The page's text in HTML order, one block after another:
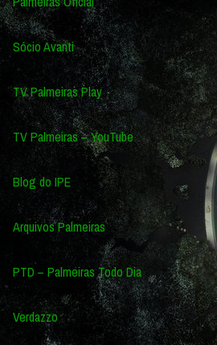
Sócio Avanti
TV Palmeiras Play
TV Palmeiras – YouTube
Blog do IPE
Arquivos Palmeiras
PTD – Palmeiras Todo Dia
Verdazzo